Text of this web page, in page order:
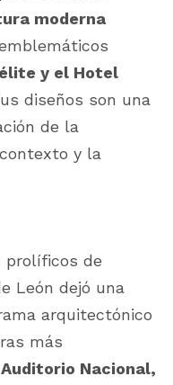
moderna
y el Hotel
diseños son una
de la
y la
prolíficos de
León dejó una
arquitectónico
más
Auditorio Nacional,